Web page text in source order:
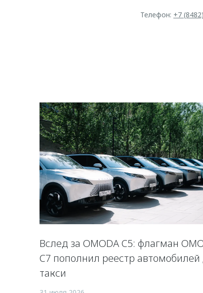
Телефон: +7
Вслед за OMODA C5: флагман
C7 пополнил реестр автомобилей
такси